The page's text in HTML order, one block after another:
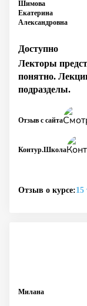
Шимова
Екатерина
Александровна
Доступно
Лекторы
понятно.
подразделы.
Контур.Школа
Отзыв с сайта
Отзыв о курсе:15
Милана